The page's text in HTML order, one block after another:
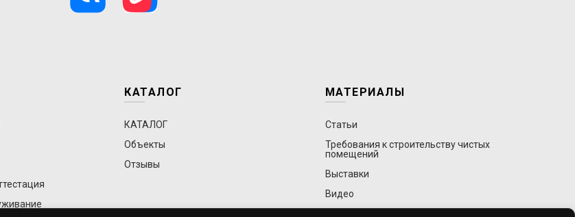
КАТАЛОГ
КАТАЛОГ
Объекты
Отзывы
МАТЕРИАЛЫ
Статьи
Требования к строительству чистых
помещений
Выставки
Видео